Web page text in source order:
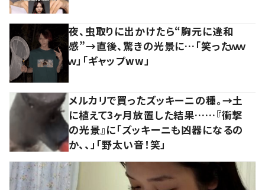
夜、虫取りに出かけたら“胸元に違和
感”→直後、驚きの光景に…「笑ったｗｗ
ｗ」「ギャップww」
メルカリで買ったズッキーニの種。→土
に植えて3ヶ月放置した結果……『衝撃
の光景』に「ズッキーニも凶器になるの
か、、」「野太い音！笑」